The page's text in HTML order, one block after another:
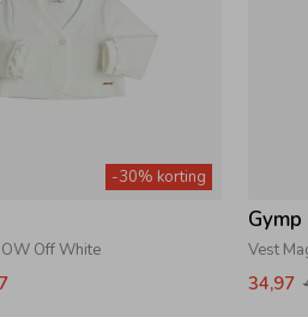
-30% korting
Off White
Gymp
Vest
34,97